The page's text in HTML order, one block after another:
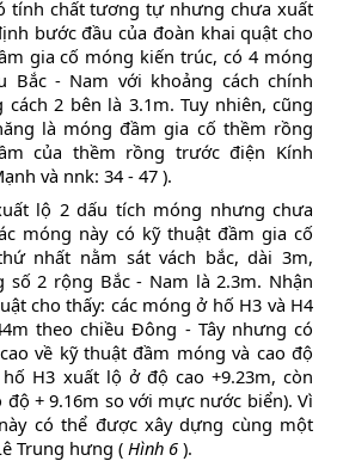
tính chất tương tự nhưng chưa xuất
bước đầu của đoàn khai quật cho
gia cố móng kiến trúc, có 4 móng
Bắc - Nam với khoảng cách chính
2 bên là 3.1m. Tuy nhiên, cũng
là móng đầm gia cố thềm rồng
của thềm rồng trước điện Kính
và nnk: 34 - 47 ).
lộ 2 dấu tích móng nhưng chưa
móng này có kỹ thuật đầm gia cố
nhất nằm sát vách bắc, dài 3m,
số 2 rộng Bắc - Nam là 2.3m. Nhận
cho thấy: các móng ở hố H3 và H4
theo chiều Đông - Tây nhưng có
về kỹ thuật đầm móng và cao độ
H3 xuất lộ ở độ cao +9.23m, còn
+ 9.16m so với mực nước biển). Vì
có thể được xây dựng cùng một
Trung hưng ( Hình 6 ).